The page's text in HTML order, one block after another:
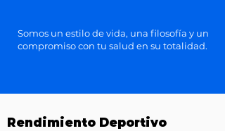
Somos un estilo de vida, una filosofía y un
compromiso con tu salud en su totalidad.
Rendimiento Deportivo